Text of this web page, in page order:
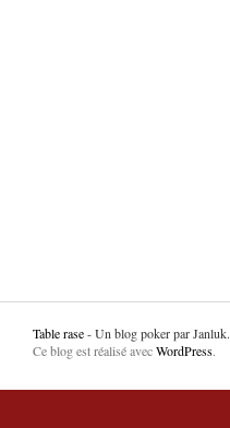
Table rase- Un blog poker par Janluk.
Ce blog est réalisé avecWordPress.